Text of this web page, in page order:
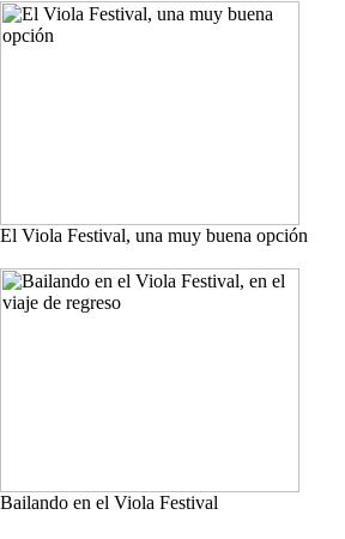
El Viola Festival, una muy buena opción
Bailando en el Viola Festival